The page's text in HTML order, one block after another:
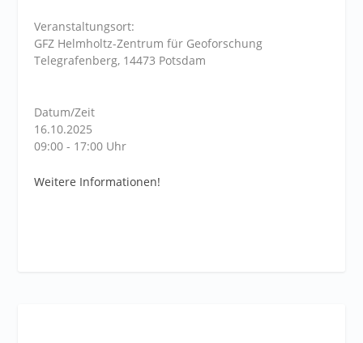
Veranstaltungsort:
GFZ Helmholtz-Zentrum für Geoforschung
Telegrafenberg, 14473 Potsdam
Datum/Zeit
16.10.2025
09:00 - 17:00 Uhr
Weitere Informationen!